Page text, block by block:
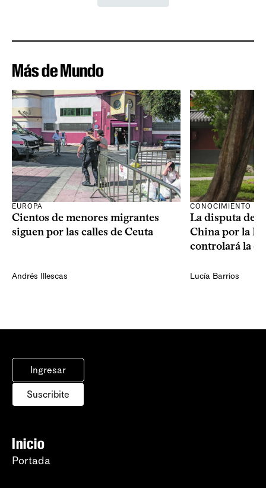
Más de Mundo
EUROPA
Cientos de menores migrantes
siguen por las calles de Ceuta
Andrés Illescas
CONOCIMIENTO
La disputa de
China por la
controlará la
Lucía Barrios
Ingresar
Suscribite
Inicio
Portada